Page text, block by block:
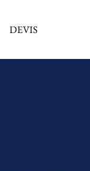
DEVIS